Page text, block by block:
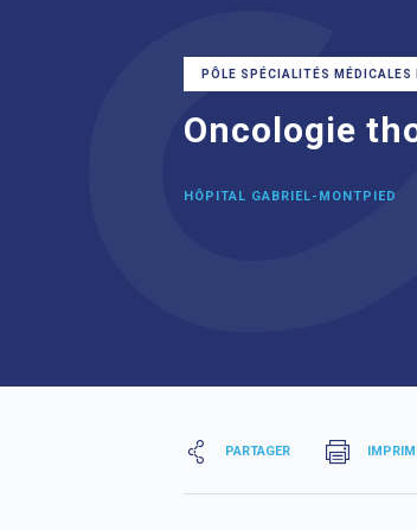
PÔLE SPÉCIALITÉS MÉDICALES
Oncologie
HÔPITAL GABRIEL-MONTPIED
PARTAGER